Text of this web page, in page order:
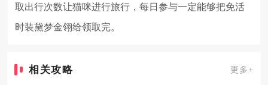
取出行次数让猫咪进行旅行，每日参与一定能够把免活
时装黛梦金翎给领取完。
相关攻略 更多+